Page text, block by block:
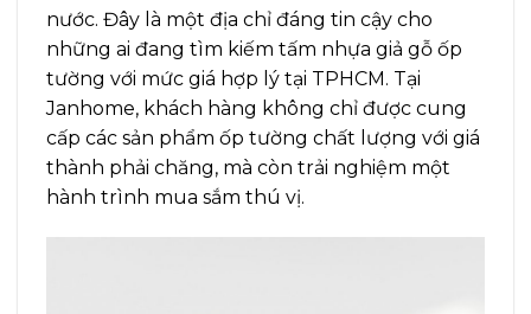
nước. Đây là một địa chỉ đáng tin cậy cho
những ai đang tìm kiếm tấm nhựa giả gỗ ốp
tường với mức giá hợp lý tại TPHCM. Tại
Janhome, khách hàng không chỉ được cung
cấp các sản phẩm ốp tường chất lượng với giá
thành phải chăng, mà còn trải nghiệm một
hành trình mua sắm thú vị.